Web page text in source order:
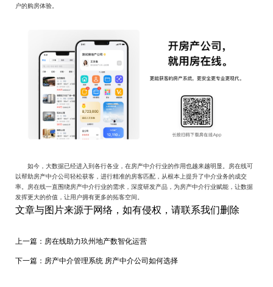
户的购房体验。
如今，大数据已经进入到各行各业，在房产中介行业的作用也越来越明显。 房在线可
以帮助房产中介公司轻松获客，进行精准的房客匹配，从根本上提升了中介业务的成交
率。 房在线一直围绕房产中介行业的需求， 深度研发产品， 为房产中介行业赋能，让数据
发挥更大的价值，让用户拥有更多的拓客空间。
文章与图片来源于网络，如有侵权，请联系我们删除
上一篇： 房在线助力玖州地产数智化运营
下一篇： 房产中介管理系统 房产中介公司如何选择